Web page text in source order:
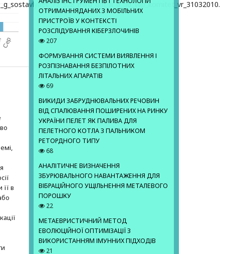
її в
ОТРИМАННЯДАНИХ З МОБІЛЬНИХ
ПРИСТРОЇВ У КОНТЕКСТІ
РОЗСЛІДУВАННЯ КІБЕРЗЛОЧИНІВ
207
ФОРМУВАННЯ СИСТЕМИ ВИЯВЛЕННЯ І
РОЗПІЗНАВАННЯ БЕЗПІЛОТНИХ
ЛІТАЛЬНИХ АПАРАТІВ
69
ВИКИДИ ЗАБРУДНЮВАЛЬНИХ РЕЧОВИН
ВІД СПАЛЮВАННЯ ПОШИРЕНИХ НА РИНКУ
УКРАЇНИ ПЕЛЕТ ЯК ПАЛИВА ДЛЯ
ПЕЛЕТНОГО КОТЛА З ПАЛЬНИКОМ
РЕТОРДНОГО ТИПУ
68
АНАЛІТИЧНЕ ВИЗНАЧЕННЯ
ЗБУРЮВАЛЬНОГО НАВАНТАЖЕННЯ ДЛЯ
ВІБРАЦІЙНОГО УЩІЛЬНЕННЯ МЕТАЛЕВОГО
ПОРОШКУ
22
МЕТАЕВРИСТИЧНИЙ МЕТОД
ЕВОЛЮЦІЙНОЇ ОПТИМІЗАЦІЇ З
ВИКОРИСТАННЯМ ІМУННИХ ПІДХОДІВ
21